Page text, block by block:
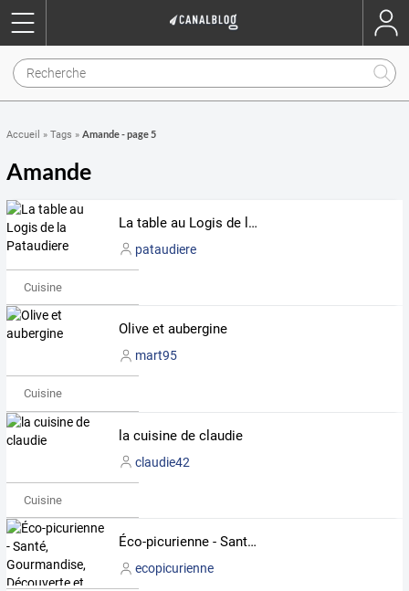
Accueil » Tags » Amande - page 5
Amande
La table au Logis de la Pataudiere
pataudiere
Cuisine
Olive et aubergine
mart95
Cuisine
la cuisine de claudie
claudie42
Cuisine
Éco-picurienne - Santé, Gourmandise, Découverte et Plaisir
ecopicurienne